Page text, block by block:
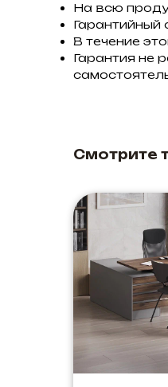
На всю
Гарантийный
В течение
Гарантия не
Смотрите